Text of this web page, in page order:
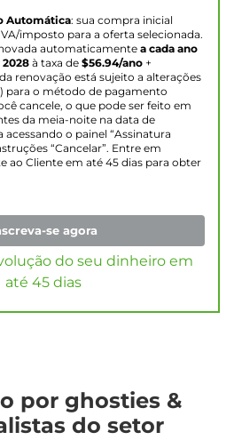
Automática: sua compra inicial
imposto para a oferta selecionada.
automaticamente a cada ano
à taxa de $56.94/ano +
renovação está sujeito a alterações
para o método de pagamento
cancele, o que pode ser feito em
da meia-noite na data de
o painel “Assinatura
“Cancelar”. Entre em
ao Cliente em até 45 dias para obter
se agora
do seu dinheiro em
até 45 dias
por ghosties &
do setor